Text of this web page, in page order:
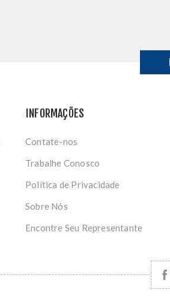
INFORMAÇÕES
Contate-nos
Trabalhe Conosco
Política de Privacidade
Sobre Nós
Encontre Seu Representante